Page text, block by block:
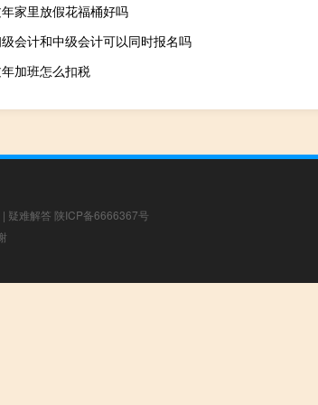
家里放假花福桶好吗
会计和中级会计可以同时报名吗
加班怎么扣税
| 疑难解答 陕ICP备6666367号